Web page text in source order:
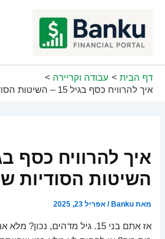
דף הבית
עבודה וקריירה
איך להרוויח כסף בגיל 15 – השיטות הסודיות שלא הכרתם
השיטות הסודיות
מאתBanku
/אפריל 23, 2025
אז אתם בני 15. גיל מדהים,